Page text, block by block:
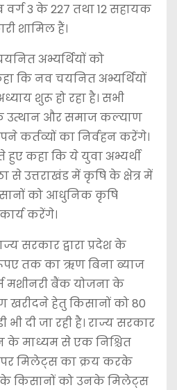
वर्ग 3 के 227 तथा 12 सहायक
शामिल हैं।
अभ्यर्थियों को
कि नव चयनित अभ्यर्थियों
शुरू हो रहा है। सभी
के उत्थान और समाज कल्याण
का निर्वहन करेंगे।
हुए कहा कि ये युवा अभ्यर्थी
से उत्तराखंड में कृषि के क्षेत्र में
को आधुनिक कृषि
करेंगे।
सरकार द्वारा प्रदेश के
तक का ऋण बिना ब्याज
मशीनरी बैंक योजना के
हेतु किसानों को 80
दी जा रही है। राज्य सरकार
के माध्यम से एक निश्चित
मिलेट्स का क्रय करके
के किसानों को उनके मिलेट्स